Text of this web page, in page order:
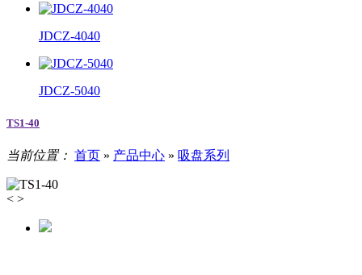
JDCZ-4040
JDCZ-5040
TS1-40
当前位置： 首页 » 产品中心 » 吸盘系列
< >